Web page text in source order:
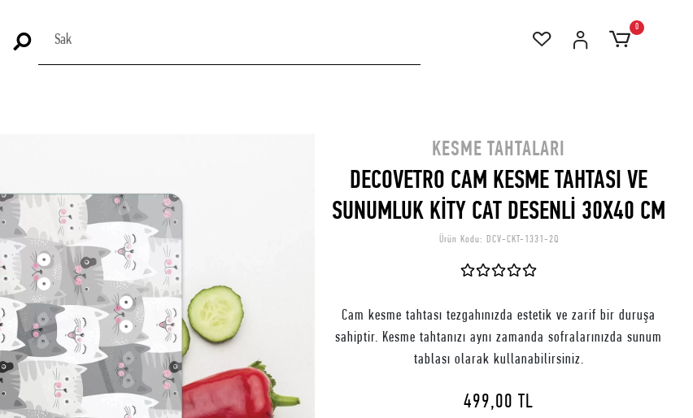
0
KESME TAHTALARI
DECOVETRO CAM KESME TAHTASI VE
SUNUMLUK KİTY CAT DESENLİ 30X40 CM
Ürün Kodu: DCV-CKT-1331-2Q
Cam kesme tahtası tezgahınızda estetik ve zarif bir duruşa
sahiptir. Kesme tahtanızı aynı zamanda sofralarınızda sunum
tablası olarak kullanabilirsiniz.
499,00 TL